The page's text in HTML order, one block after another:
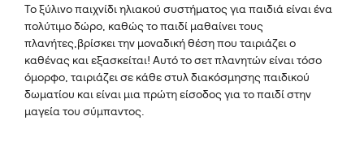
Το ξύλινο παιχνίδι ηλιακού συστήματος για παιδιά είναι ένα
πολύτιμο δώρο, καθώς το παιδί μαθαίνει τους
πλανήτες,βρίσκει την μοναδική θέση που ταιριάζει ο
καθένας και εξασκείται! Αυτό το σετ πλανητών είναι τόσο
όμορφο, ταιριάζει σε κάθε στυλ διακόσμησης παιδικού
δωματίου και είναι μια πρώτη είσοδος για το παιδί στην
μαγεία του σύμπαντος.